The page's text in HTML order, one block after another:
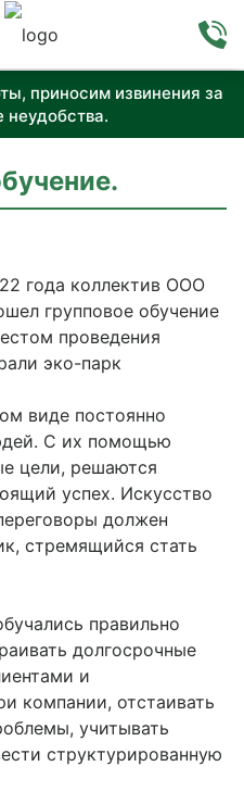
приносим извинения за
неудобства.
года коллектив ООО
групповое обучение
проведения
эко-парк
виде постоянно
С их помощью
цели, решаются
успех. Искусство
должен
стремящийся стать
правильно
долгосрочные
и
компании, отстаивать
учитывать
структурированную